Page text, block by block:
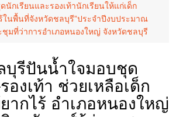
กเรียนและรองเท้านักเรียนให้แก่เด็ก
ในพื้นที่จังหวัดชลบุรี”ประจำปีงบประมาณ
มที่ว่าการอำเภอหนองใหญ่ จังหวัดชลบุรี
บุรีปันน้ำใจมอบชุด
องเท้า ช่วยเหลือเด็ก
ากไร้ อำเภอหนองใหญ่